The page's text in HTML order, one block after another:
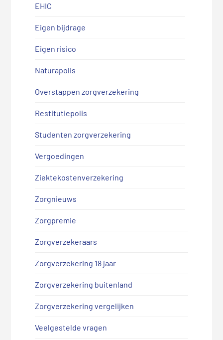
EHIC
Eigen bijdrage
Eigen risico
Naturapolis
Overstappen zorgverzekering
Restitutiepolis
Studenten zorgverzekering
Vergoedingen
Ziektekostenverzekering
Zorgnieuws
Zorgpremie
Zorgverzekeraars
Zorgverzekering 18 jaar
Zorgverzekering buitenland
Zorgverzekering vergelijken
Veelgestelde vragen